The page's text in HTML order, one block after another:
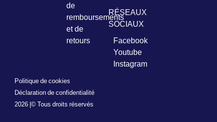
de
remboursements
et de
retours
RÉSEAUX
SOCIAUX
Facebook
Youtube
Instagram
2026 |© Tous droits réservés
Politique de cookies
Déclaration de confidentialité